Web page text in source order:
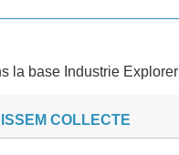
la base Industrie Explorer
COLLECTE